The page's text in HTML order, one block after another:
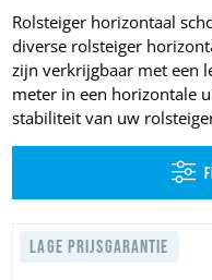
Rolsteiger horizontaal
diverse rolsteiger
zijn verkrijgbaar met een
meter in een horizontale
stabiliteit van uw
LAGE PRIJSGARANTIE